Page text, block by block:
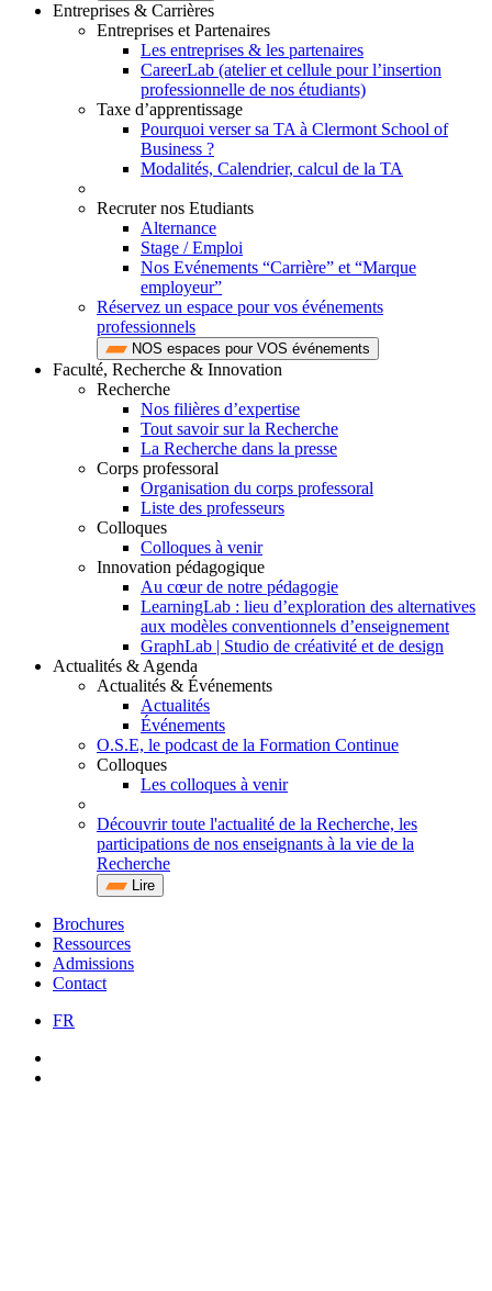
Entreprises & Carrières
Entreprises et Partenaires
Les entreprises & les partenaires
CareerLab (atelier et cellule pour l’insertion
professionnelle de nos étudiants)
Taxe d’apprentissage
Pourquoi verser sa TA à Clermont School of
Business ?
Modalités, Calendrier, calcul de la TA
Recruter nos Etudiants
Alternance
Stage / Emploi
Nos Evénements “Carrière” et “Marque
employeur”
Réservez un espace pour vos événements
professionnels
NOS espaces pour VOS événements
Faculté, Recherche & Innovation
Recherche
Nos filières d’expertise
Tout savoir sur la Recherche
La Recherche dans la presse
Corps professoral
Organisation du corps professoral
Liste des professeurs
Colloques
Colloques à venir
Innovation pédagogique
Au cœur de notre pédagogie
LearningLab : lieu d’exploration des alternatives
aux modèles conventionnels d’enseignement
GraphLab | Studio de créativité et de design
Actualités & Agenda
Actualités & Événements
Actualités
Événements
O.S.E, le podcast de la Formation Continue
Colloques
Les colloques à venir
Découvrir toute l'actualité de la Recherche, les
participations de nos enseignants à la vie de la
Recherche
Lire
Brochures
Ressources
Admissions
Contact
FR